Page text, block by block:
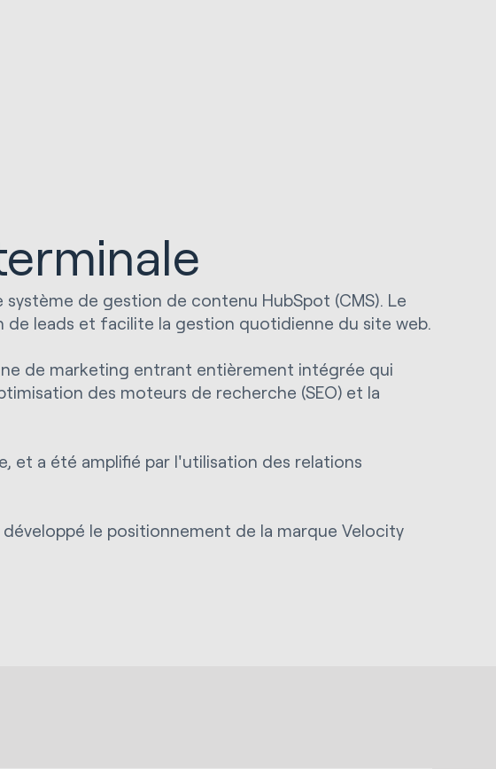
de gestion de contenu HubSpot (CMS). Le
leads et facilite la gestion quotidienne du site web.
de marketing entrant entièrement intégrée qui
des moteurs de recherche (SEO) et la
a été amplifié par l'utilisation des relations
le positionnement de la marque Velocity